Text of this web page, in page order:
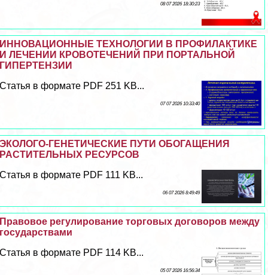
08 07 2026 18:30:23
ИННОВАЦИОННЫЕ ТЕХНОЛОГИИ В ПРОФИЛАКТИКЕ
И ЛЕЧЕНИИ КРОВОТЕЧЕНИЙ ПРИ ПОРТАЛЬНОЙ
ГИПЕРТЕНЗИИ
Статья в формате PDF 251 KB...
07 07 2026 10:33:40
ЭКОЛОГО-ГЕНЕТИЧЕСКИЕ ПУТИ ОБОГАЩЕНИЯ
РАСТИТЕЛЬНЫХ РЕСУРСОВ
Статья в формате PDF 111 KB...
06 07 2026 8:49:49
Правовое регулирование торговых договоров между
государствами
Статья в формате PDF 114 KB...
05 07 2026 16:56:34